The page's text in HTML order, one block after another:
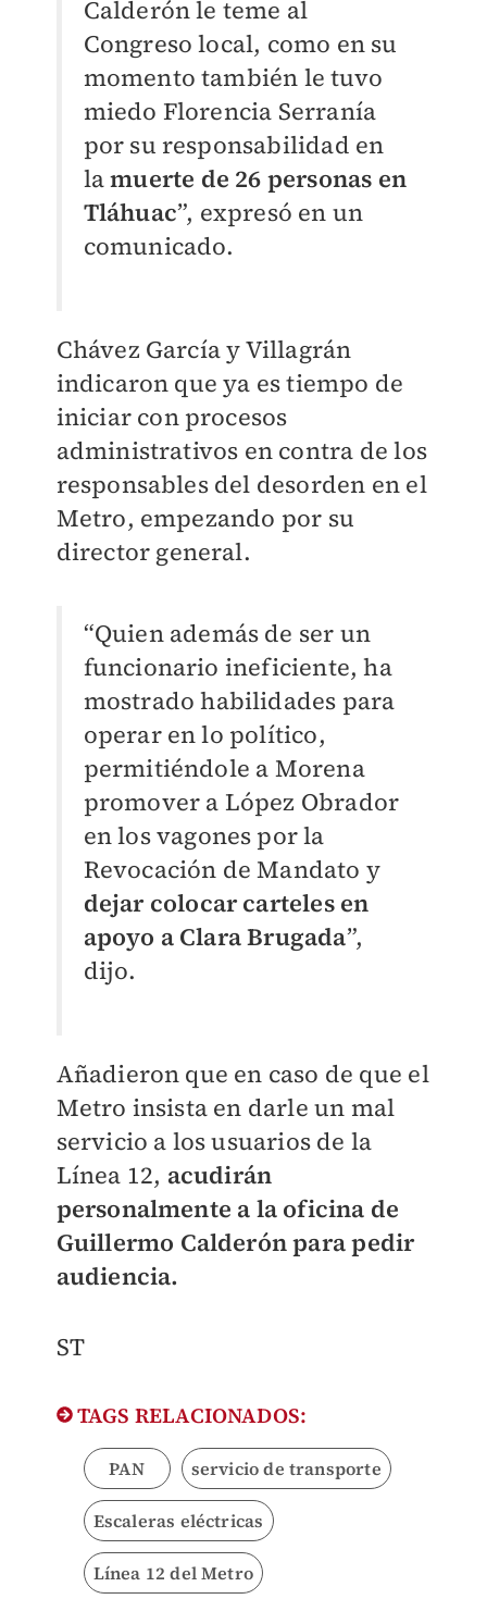
Calderón le teme al
Congreso local, como en su
momento también le tuvo
miedo Florencia Serranía
por su responsabilidad en
lamuerte de 26 personas en
Tláhuac”, expresó en un
comunicado.
Chávez García y Villagrán
indicaron que ya es tiempo de
iniciar con procesos
administrativos en contra de los
responsables del desorden en el
Metro, empezando por su
director general.
“Quien además de ser un
funcionario ineficiente, ha
mostrado habilidades para
operar en lo político,
permitiéndole a Morena
promover a López Obrador
en los vagones por la
Revocación de Mandato y
dejar colocar carteles en
apoyo a Clara Brugada”,
dijo.
Añadieron que en caso de que el
Metro insista en darle un mal
servicio a los usuarios de la
Línea 12, acudirán
personalmente a la oficina de
Guillermo Calderón para pedir
audiencia.
ST
TAGS RELACIONADOS:
PAN servicio de transporte
Escaleras eléctricas
Línea 12 del Metro